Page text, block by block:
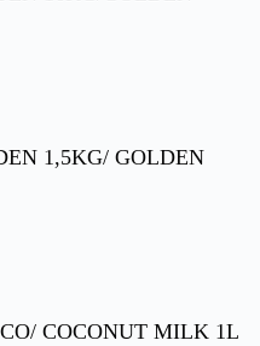
1,5KG/ GOLDEN
COCONUT MILK 1L